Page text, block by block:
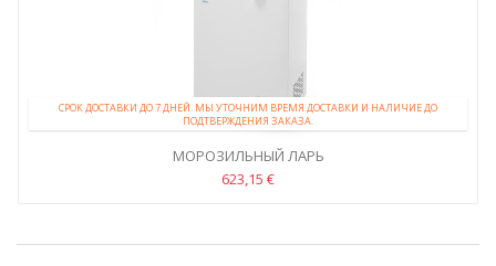
СРОК ДОСТАВКИ ДО 7 ДНЕЙ. МЫ УТОЧНИМ ВРЕМЯ ДОСТАВКИ И НАЛИЧИЕ ДО
ПОДТВЕРЖДЕНИЯ ЗАКАЗА.
МОРОЗИЛЬНЫЙ ЛАРЬ
623,15 €